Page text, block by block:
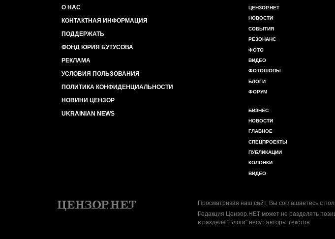
О НАС
КОНТАКТНАЯ ИНФОРМАЦИЯ
ПОДДЕРЖАТЬ
ФОНД ЮРИЯ БУТУСОВА
РЕКЛАМА
УСЛОВИЯ ПОЛЬЗОВАНИЯ
ПОЛИТИКА КОНФИДЕНЦИАЛЬНОСТИ
НОВИНИ ЦЕНЗОР
UKRAINIAN NEWS
ЦЕНЗОР.НЕТ
НОВОСТИ
СОБЫТИЯ
РЕЗОНАНС
ФОТО
ВИДЕО
ФОТОШОПЫ
БЛОГИ
ФОРУМ
БИЗНЕС
НОВОСТИ
ГЛАВНОЕ
СПЕЦПРОЕКТЫ
ПУБЛИКАЦИИ
КОЛОНКИ
ВИДЕО
Просматривая наш сайт, Вы соглашаетесь с
Редакция Цензор.НЕТ может не разделять
в разделе "Блоги" несут авторы текстов.